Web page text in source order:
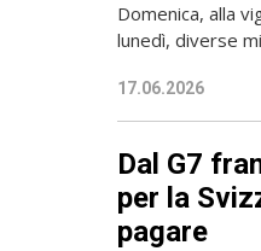
Domenica, alla
lunedì, diverse
17.06.2026
Dal G7
per la
pagare